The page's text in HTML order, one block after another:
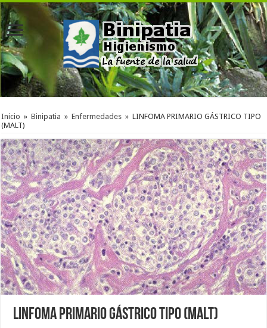
Inicio » Binipatia » Enfermedades » LINFOMA PRIMARIO GÁSTRICO TIPO
(MALT)
LINFOMA PRIMARIO GÁSTRICO TIPO (MALT)